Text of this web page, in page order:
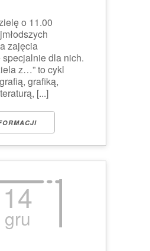
o 11.00
zajęcia
dla nich.
z…” to cykl
grafiką,
[...]
14
gru